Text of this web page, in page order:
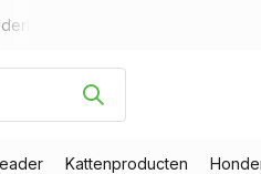
Kattenproducten